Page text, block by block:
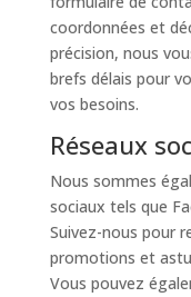
coordonnées et
précision, nous
brefs délais pour
vos besoins.
Réseaux
Nous sommes
sociaux tels que
Suivez-nous pour
promotions et
Vous pouvez